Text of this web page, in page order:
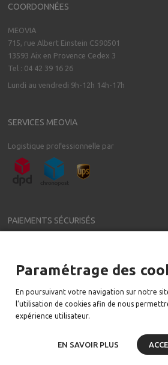
COORDONNÉES
MEOVIA
715, rue Albert Einstein CS90501
13593 Aix en Provence Cedex 3
Tel : 04 42 39 16 26
Lundi au vendredi 9h-12h 14h-17h
SERVICES MEOVIA
Logistique professionnelle par
PAIEMENTS SÉCURISÉS
NEWSLETTER
Meovia a régulièrement de nouveaux
Email:
Paramétrage des
En poursuivant votre navigation sur notre
l’utilisation de cookies afin de nous
expérience utilisateur.
EN SAVOIR PLUS